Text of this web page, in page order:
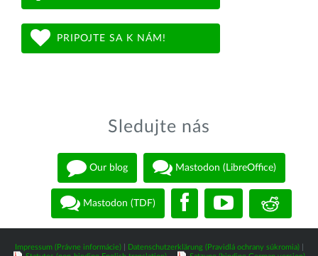
PRIPOJTE SA K NÁM!
Sledujte nás
Our blog Mastodon (LibreOffice)
Mastodon (TDF)
Impressum (Právne informácie)| Datenschutzerklärung (Pravidlá ochrany súkromia)|